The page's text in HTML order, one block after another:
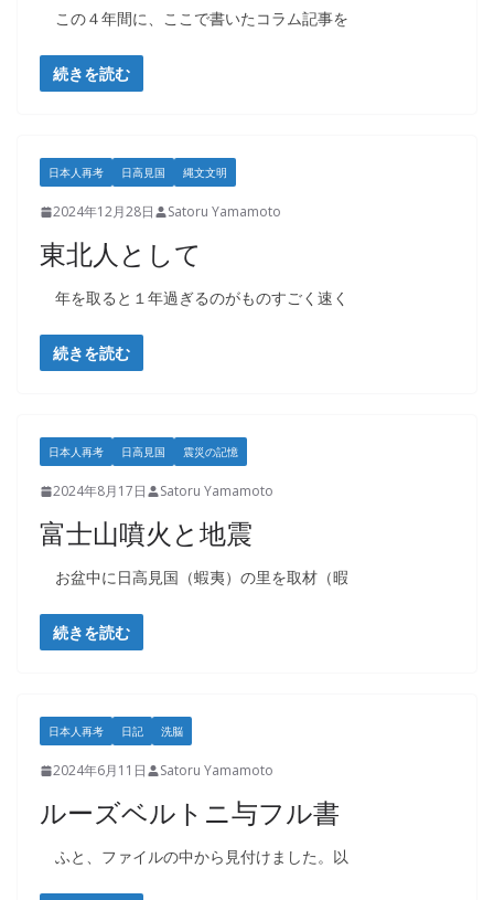
この４年間に、ここで書いたコラム記事を
続きを読む
日本人再考 日高見国 縄文文明
2024年12月28日 Satoru Yamamoto
東北人として
年を取ると１年過ぎるのがものすごく速く
続きを読む
日本人再考 日高見国 震災の記憶
2024年8月17日 Satoru Yamamoto
富士山噴火と地震
お盆中に日高見国（蝦夷）の里を取材（暇
続きを読む
日本人再考 日記 洗脳
2024年6月11日 Satoru Yamamoto
ルーズベルトニ与フル書
ふと、ファイルの中から見付けました。以